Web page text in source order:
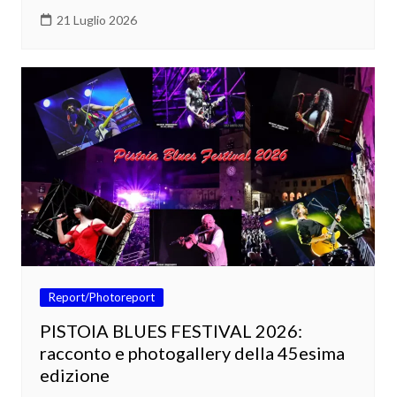
21 Luglio 2026
Report/Photoreport
PISTOIA BLUES FESTIVAL 2026:
racconto e photogallery della 45esima
edizione